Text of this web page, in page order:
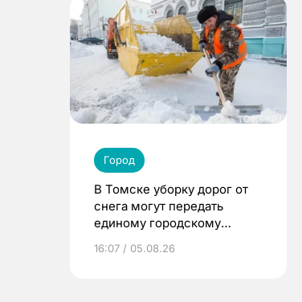
Город
В Томске уборку дорог от
снега могут передать
единому городскому
16:07 / 05.08.26